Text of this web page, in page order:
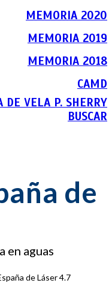
MEMORIA 2020
MEMORIA 2019
MEMORIA 2018
CAMD
DE VELA P. SHERRY
BUSCAR
de
en aguas
de Láser 4.7